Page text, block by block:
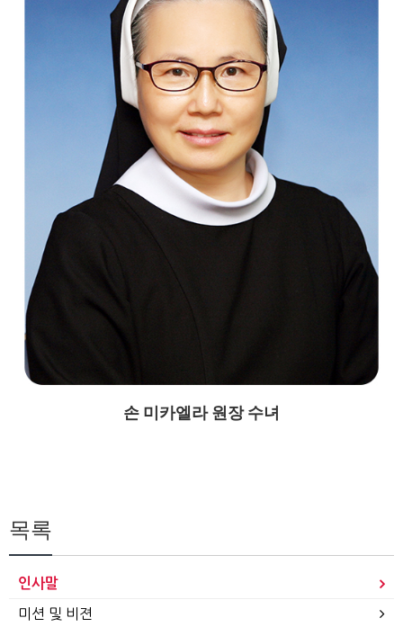
손 미카엘라 원장 수녀
목록
인사말
미션 및 비젼